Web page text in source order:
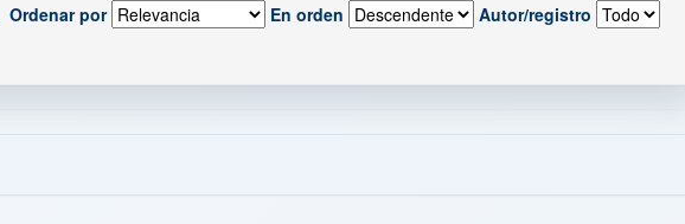
Ordenar por En orden Autor/registro